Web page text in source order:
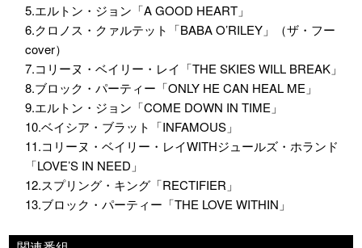
5.エルトン・ジョン「A GOOD HEART」
6.クロノス・クァルテット「BABA O’RILEY」（ザ・フー
cover）
7.コリーヌ・ベイリー・レイ「THE SKIES WILL BREAK」
8.ブロック・パーティー「ONLY HE CAN HEAL ME」
9.エルトン・ジョン「COME DOWN IN TIME」
10.ベイシア・ブラット「INFAMOUS」
11.コリーヌ・ベイリー・レイWITHジュールズ・ホランド
「LOVE’S IN NEED」
12.スプリング・キング「RECTIFIER」
13.ブロック・パーティー「THE LOVE WITHIN」